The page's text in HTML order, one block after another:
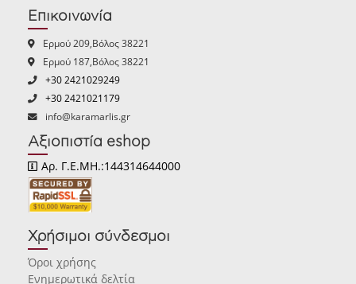
Επικοινωνία
Ερμού 209,Βόλος 38221
Ερμού 187,Βόλος 38221
+30 2421029249
+30 2421021179
info@karamarlis.gr
Αξιοπιστία eshop
Αρ. Γ.Ε.ΜΗ.:144314644000
Χρήσιμοι σύνδεσμοι
Όροι χρήσης
Ενημερωτικά δελτία